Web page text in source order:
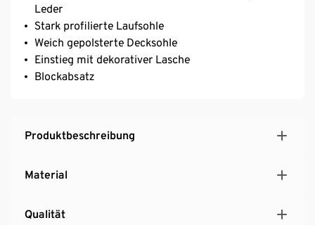
Leder
Stark profilierte Laufsohle
Weich gepolsterte Decksohle
Einstieg mit dekorativer Lasche
Blockabsatz
Produktbeschreibung
Material
Qualität